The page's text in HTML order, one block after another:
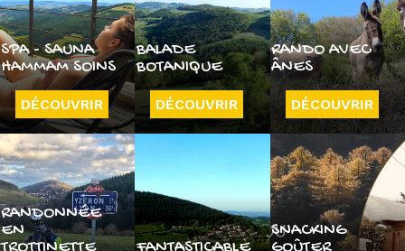
SPA - SAUNA
HAMMAM SOINS
DÉCOUVRIR
BALADE
BOTANIQUE
DÉCOUVRIR
RANDO AVEC
ÂNES
DÉCOUVRIR
RANDONNÉE
EN
SNACKING